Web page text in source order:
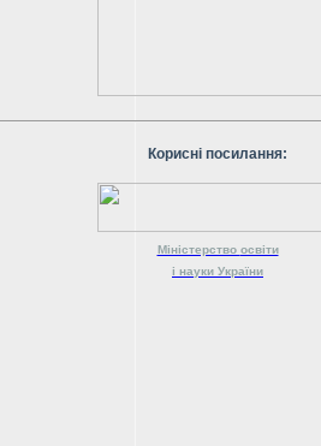
Корисні посилання:
Міністерство освіти
і науки України